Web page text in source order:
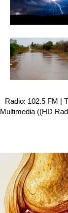
Radio: 102.5 FM |
Multimedia ((HD